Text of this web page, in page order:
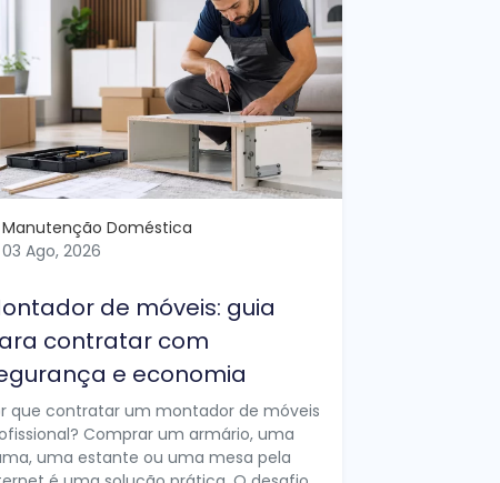
Manutenção Doméstica
03 Ago, 2026
de móveis: guia
contratar com
e economia
que contratar um montador de móveis
Comprar um armário, uma
uma estante ou uma mesa pela